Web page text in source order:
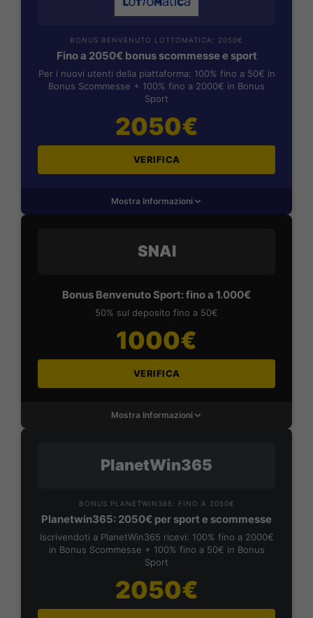
BONUS BENVENUTO LOTTOMATICA: 2050€
Fino a 2050€ bonus scommesse e sport
Per i nuovi utenti della piattaforma: 100% fino a 50€ in
Bonus Scommesse + 100% fino a 2000€ in Bonus
Sport
2050€
VERIFICA
Mostra Informazioni
SNAI
Bonus Benvenuto Sport: fino a 1.000€
50% sul deposito fino a 50€
1000€
VERIFICA
Mostra Informazioni
PlanetWin365
BONUS PLANETWIN365: FINO A 2050€
Planetwin365: 2050€ per sport e scommesse
Iscrivendoti a PlanetWin365 ricevi: 100% fino a 2000€
in Bonus Scommesse + 100% fino a 50€ in Bonus
Sport
2050€